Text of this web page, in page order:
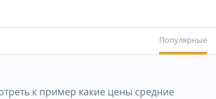
Популярные
к пример какие цены средние